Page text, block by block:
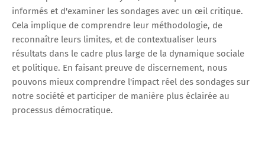
informés et d'examiner les sondages avec un œil critique.
Cela implique de comprendre leur méthodologie, de
reconnaître leurs limites, et de contextualiser leurs
résultats dans le cadre plus large de la dynamique sociale
et politique. En faisant preuve de discernement, nous
pouvons mieux comprendre l'impact réel des sondages sur
notre société et participer de manière plus éclairée au
processus démocratique.